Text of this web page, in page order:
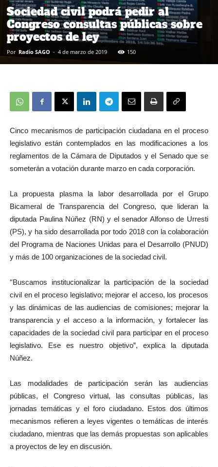
Sociedad civil podrá pedir al
Congreso consultas públicas sobre
proyectos de ley
Por Radio SAGO - 4 de marzo de 2019 150
Cinco mecanismos de participación ciudadana en el proceso
legislativo están contemplados en las modificaciones a los
reglamentos de la Cámara de Diputados y el Senado que se
someterán a votación durante marzo en cada corporación.
La propuesta plasma la labor desarrollada por el Grupo
Bicameral de Transparencia del Congreso, que lideran la
diputada Paulina Núñez (RN) y el senador Alfonso de Urresti
(PS), y ha sido desarrollada por todo 2018 con la colaboración
del Programa de Naciones Unidas para el Desarrollo (PNUD)
y más de 100 organizaciones de la sociedad civil.
“Buscamos institucionalizar la participación de la sociedad
civil en el proceso legislativo; mejorar el acceso, los procesos
y las dinámicas de las audiencias de comisiones; mejorar la
transparencia y el acceso a la información, y fortalecer las
capacidades de la sociedad civil para participar en el proceso
legislativo. Ese es nuestro objetivo”, explica la diputada
Núñez.
Las modalidades de participación serán las audiencias
públicas, el Congreso virtual, las consultas públicas, las
jornadas temáticas y el foro ciudadano. Estos dos últimos
mecanismos refieren a leyes vigentes o temáticas de interés
ciudadano, mientras que las demás propuestas son aplicables
a proyectos de ley en discusión.